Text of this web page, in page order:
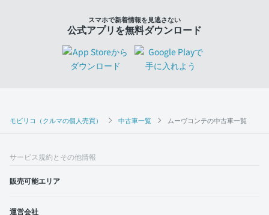
モビリコ（クルマの個人売買） 中古車一覧 ムーヴコンテの中古車一覧
スマホで新着情報を見逃さない
公式アプリを無料ダウンロード
サービス規約とその他情報
販売可能エリア
運営会社